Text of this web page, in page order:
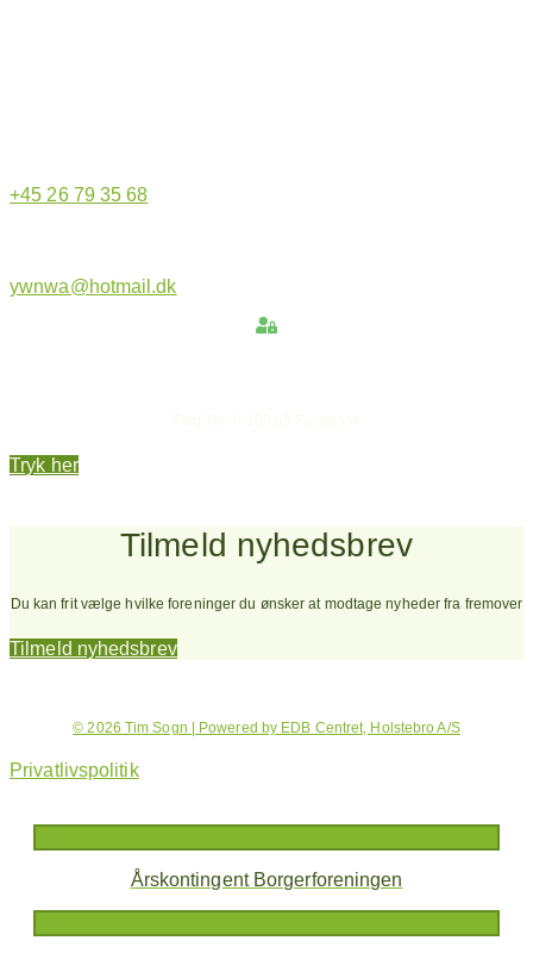
+45 26 79 35 68
ywnwa@hotmail.dk
Tryk her
Tilmeld nyhedsbrev
Du kan frit vælge hvilke foreninger du ønsker at modtage nyheder fra fremover
Tilmeld nyhedsbrev
© 2026 Tim Sogn | Powered by EDB Centret, Holstebro A/S
Privatlivspolitik
Årskontingent Borgerforeningen